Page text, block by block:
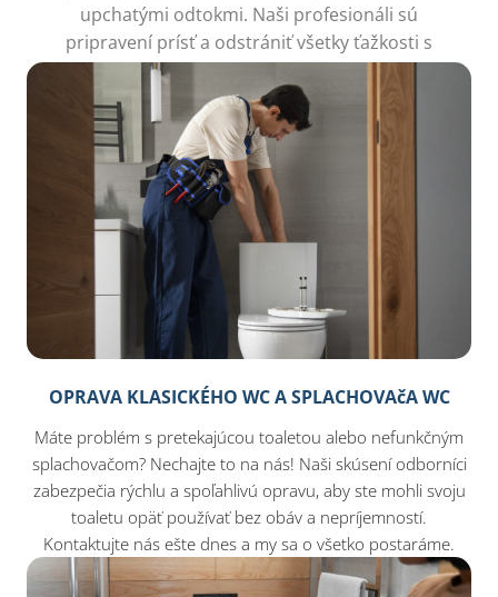
upchatými odtokmi. Naši profesionáli sú
pripravení prísť a odstrániť všetky ťažkosti s
vodou.
OPRAVA KLASICKÉHO WC A SPLACHOVAčA WC
Máte problém s pretekajúcou toaletou alebo nefunkčným
splachovačom? Nechajte to na nás! Naši skúsení odborníci
zabezpečia rýchlu a spoľahlivú opravu, aby ste mohli svoju
toaletu opäť používať bez obáv a nepríjemností.
Kontaktujte nás ešte dnes a my sa o všetko postaráme.